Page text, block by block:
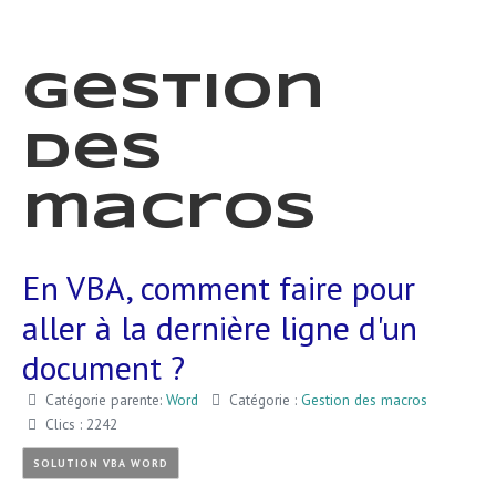
Gestion
des
macros
En VBA, comment faire pour
aller à la dernière ligne d'un
document ?
Catégorie parente: Word Catégorie : Gestion des macros
Clics : 2242
SOLUTION VBA WORD